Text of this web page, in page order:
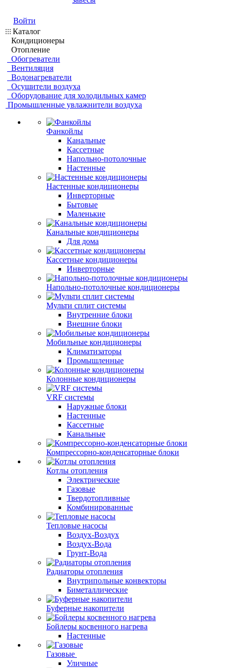
Войти
Каталог
Кондиционеры
Отопление
Обогреватели
Вентиляция
Водонагреватели
Осушители воздуха
Оборудование для холодильных камер
Промышленные увлажнители воздуха
Фанкойлы
Канальные
Кассетные
Напольно-потолочные
Настенные
Настенные кондиционеры
Инверторные
Бытовые
Маленькие
Канальные кондиционеры
Для дома
Кассетные кондиционеры
Инверторные
Напольно-потолочные кондиционеры
Мульти сплит системы
Внутренние блоки
Внешние блоки
Мобильные кондиционеры
Климатизаторы
Промышленные
Колонные кондиционеры
VRF системы
Наружные блоки
Настенные
Кассетные
Канальные
Компрессорно-конденсаторные блоки
Котлы отопления
Электрические
Газовые
Твердотопливные
Комбинированные
Тепловые насосы
Воздух-Воздух
Воздух-Вода
Грунт-Вода
Радиаторы отопления
Внутрипольные конвекторы
Биметаллические
Буферные накопители
Бойлеры косвенного нагрева
Настенные
Газовые
Уличные